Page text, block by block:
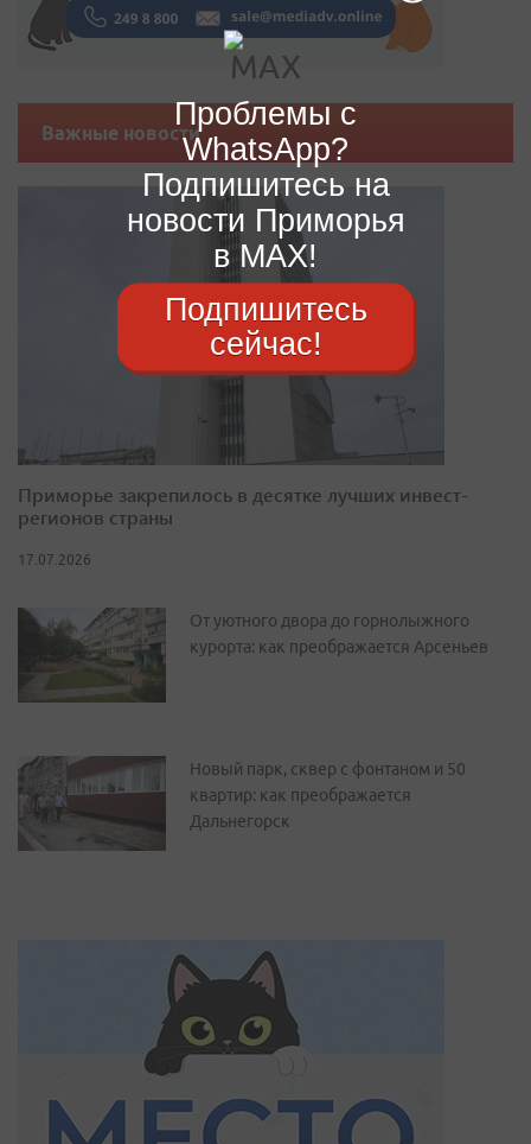
Важные новости
Приморье закрепилось в десятке лучших инвест-
регионов страны
17.07.2026
От уютного двора до горнолыжного
курорта: как преображается Арсеньев
Новый парк, сквер с фонтаном и 50
квартир: как преображается
Дальнегорск
Проблемы с
WhatsApp?
Подпишитесь на
новости Приморья
в MAX!
Подпишитесь
сейчас!